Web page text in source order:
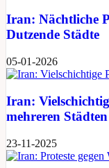
Iran: Nächtliche
Dutzende Städte
05-01-2026
Iran:
mehreren Städten
23-11-2025